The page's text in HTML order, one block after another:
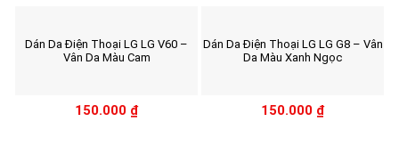
Dán Da Điện Thoại LG LG V60 –
Vân Da Màu Cam
150.000 ₫
Dán Da Điện Thoại LG LG G8 – Vân
Da Màu Xanh Ngọc
150.000 ₫